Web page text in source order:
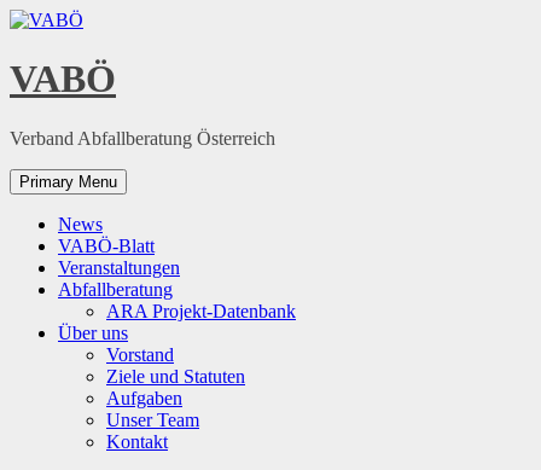
Skip
content
VABÖ
Verband Abfallberatung Österreich
Primary Menu
News
VABÖ-Blatt
Veranstaltungen
Abfallberatung
ARA Projekt-Datenbank
Über uns
Vorstand
Ziele und Statuten
Aufgaben
Unser Team
Kontakt